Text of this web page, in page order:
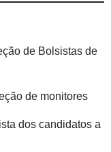
de Bolsistas de
de monitores
dos candidatos a